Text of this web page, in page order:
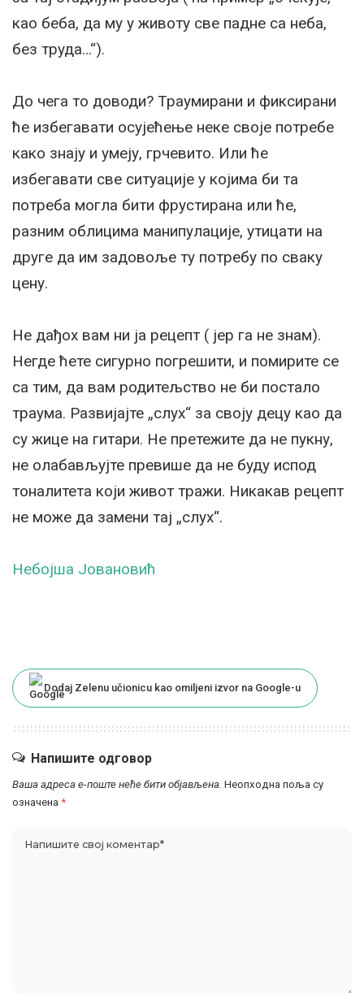
као беба, да му у животу све падне са неба,
без труда…“).
До чега то доводи? Траумирани и фиксирани
ће избегавати осујећење неке своје потребе
како знају и умеју, грчевито. Или ће
избегавати све ситуације у којима би та
потреба могла бити фрустирана или ће,
разним облицима манипулације, утицати на
друге да им задовоље ту потребу по сваку
цену.
Не дађох вам ни ја рецепт ( јер га не знам).
Негде ћете сигурно погрешити, и помирите се
са тим, да вам родитељство не би постало
траума. Развијајте „слух“ за своју децу као да
су жице на гитари. Не претежите да не пукну,
не олабављујте превише да не буду испод
тоналитета који живот тражи. Никакав рецепт
не може да замени тај „слух“.
Небојша Јовановић
Dodaj Zelenu učionicu kao omiljeni izvor na Google-u
Напишите одговор
Ваша адреса е-поште неће бити објављена. Неопходна поља су
означена *